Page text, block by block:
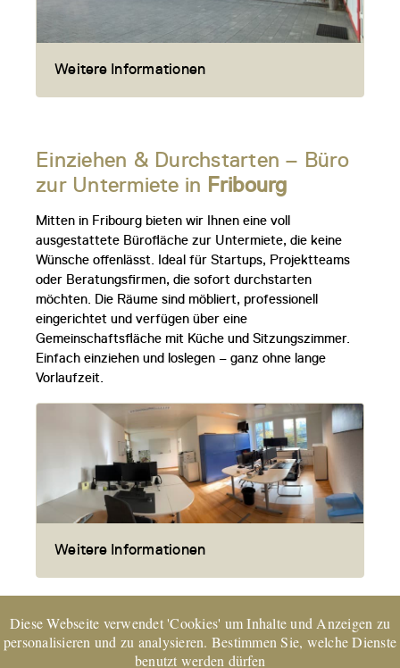
Weitere Informationen
Einziehen & Durchstarten – Büro
zur Untermiete in Fribourg
Mitten in Fribourg bieten wir Ihnen eine voll
ausgestattete Bürofläche zur Untermiete, die keine
Wünsche offenlässt. Ideal für Startups, Projektteams
oder Beratungsfirmen, die sofort durchstarten
möchten. Die Räume sind möbliert, professionell
eingerichtet und verfügen über eine
Gemeinschaftsfläche mit Küche und Sitzungszimmer.
Einfach einziehen und loslegen – ganz ohne lange
Vorlaufzeit.
Weitere Informationen
Diese Webseite verwendet 'Cookies' um Inhalte und Anzeigen zu
personalisieren und zu analysieren. Bestimmen Sie, welche Dienste
benutzt werden dürfen